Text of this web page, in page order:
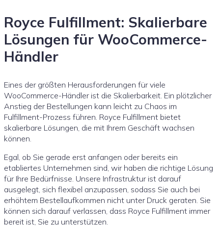
Royce Fulfillment: Skalierbare
Lösungen für WooCommerce-
Händler
Eines der größten Herausforderungen für viele
WooCommerce-Händler ist die Skalierbarkeit. Ein plötzlicher
Anstieg der Bestellungen kann leicht zu Chaos im
Fulfillment-Prozess führen. Royce Fulfillment bietet
skalierbare Lösungen, die mit Ihrem Geschäft wachsen
können.
Egal, ob Sie gerade erst anfangen oder bereits ein
etabliertes Unternehmen sind, wir haben die richtige Lösung
für Ihre Bedürfnisse. Unsere Infrastruktur ist darauf
ausgelegt, sich flexibel anzupassen, sodass Sie auch bei
erhöhtem Bestellaufkommen nicht unter Druck geraten. Sie
können sich darauf verlassen, dass Royce Fulfillment immer
bereit ist, Sie zu unterstützen.